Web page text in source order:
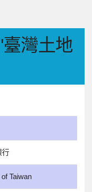
臺灣土地
行
Taiwan